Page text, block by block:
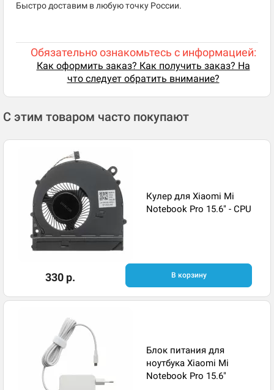
Быстро доставим в любую точку России.
Обязательно ознакомьтесь с информацией:
Как оформить заказ? Как получить заказ? На
что следует обратить внимание?
С этим товаром часто покупают
Кулер для Xiaomi Mi
Notebook Pro 15.6" - CPU
330 р. В корзину
Блок питания для
ноутбука Xiaomi Mi
Notebook Pro 15.6"